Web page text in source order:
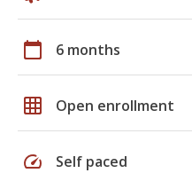
calendar_today 6 months
grid_on Open enrollment
speed Self paced